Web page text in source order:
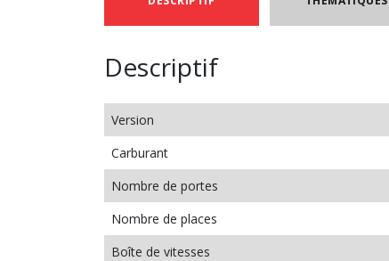
Descriptif
Version
Carburant
Nombre de portes
Nombre de places
Boîte de vitesses